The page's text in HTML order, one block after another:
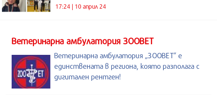
17:24 | 10 април 24
Ветеринарна амбулатория ЗООВЕТ
Ветеринарна амбулатория „ЗООВЕТ” е
единствената в региона, която разполага с
дигитален рентген!